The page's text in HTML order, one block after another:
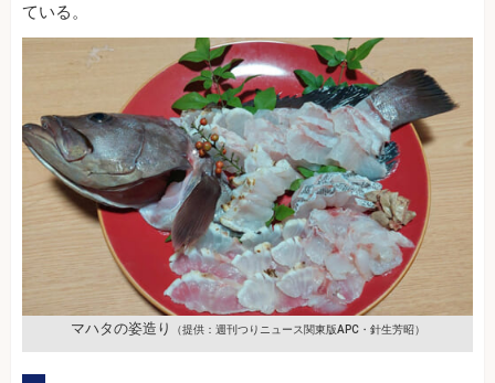
ている。
マハタの姿造り （提供：週刊つりニュース関東版APC・針生芳昭）